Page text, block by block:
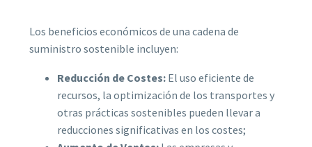
Los beneficios económicos de una cadena de
suministro sostenible incluyen:
Reducción de Costes: El uso eficiente de
recursos, la optimización de los transportes y
otras prácticas sostenibles pueden llevar a
reducciones significativas en los costes;